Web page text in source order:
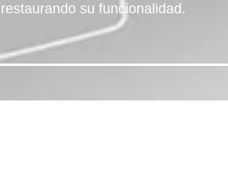
su funcionalidad.